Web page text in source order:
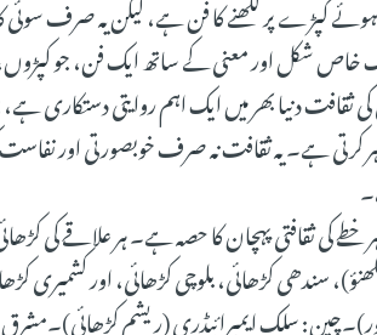
کپڑے پر لکھنے کا فن ہے، لیکن یہ صرف سوئی
خاص شکل اور معنی کے ساتھ ایک فن، جو کپڑوں،
کی ثقافت دنیا بھر میں ایک اہم روایتی دستکاری
کرتی ہے۔ یہ ثقافت نہ صرف خوبصورتی اور
خطے کی ثقافتی پہچان کا حصہ ہے۔ ہر علاقے کی
سندھی کڑھائی، بلوچی کڑھائی، اور
سلک ایمبرائیڈری (ریشم کڑھائی)۔مشرق